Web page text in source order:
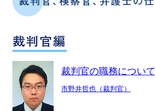
裁判官の職務について
市野井哲也（裁判官）